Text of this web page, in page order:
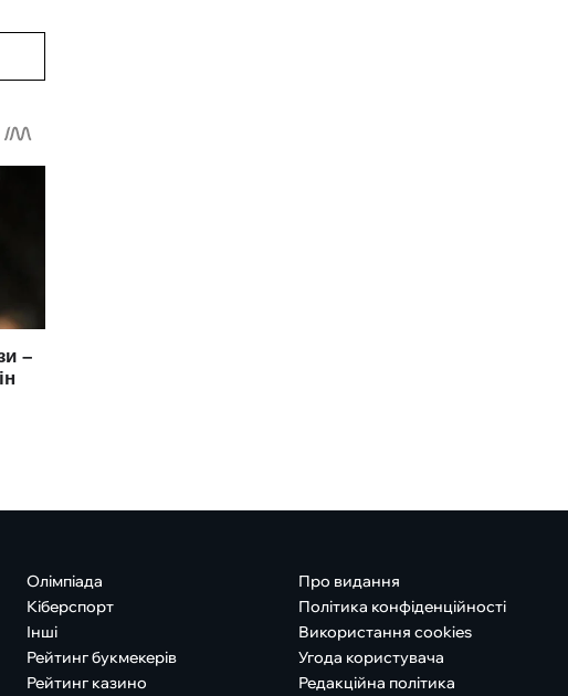
Олімпіада
Кіберспорт
Інші
Рейтинг букмекерів
Рейтинг казино
Про видання
Політика конфіденційності
Використання cookies
Угода користувача
Редакційна політика